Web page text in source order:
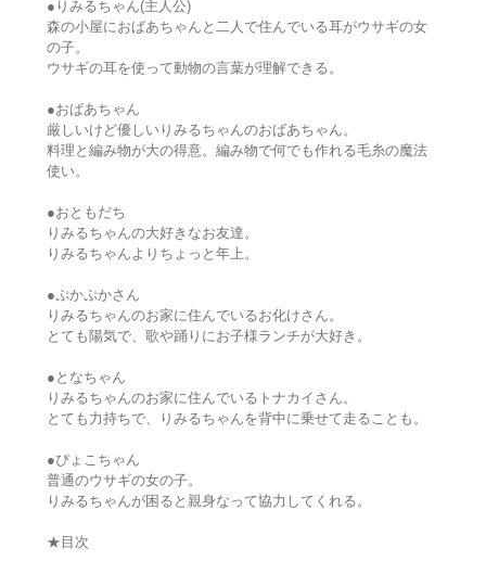
●りみるちゃん(主人公)
森の小屋におばあちゃんと二人で住んでいる耳がウサギの女
の子。
ウサギの耳を使って動物の言葉が理解できる。
●おばあちゃん
厳しいけど優しいりみるちゃんのおばあちゃん。
料理と編み物が大の得意。編み物で何でも作れる毛糸の魔法
使い。
●おともだち
りみるちゃんの大好きなお友達。
りみるちゃんよりちょっと年上。
●ぷかぷかさん
りみるちゃんのお家に住んでいるお化けさん。
とても陽気で、歌や踊りにお子様ランチが大好き。
●となちゃん
りみるちゃんのお家に住んでいるトナカイさん。
とても力持ちで、りみるちゃんを背中に乗せて走ることも。
●ぴょこちゃん
普通のウサギの女の子。
りみるちゃんが困ると親身なって協力してくれる。
★目次